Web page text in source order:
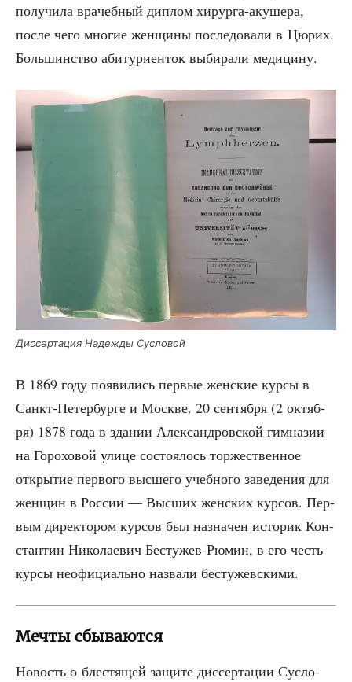
полу­чи­ла вра­чеб­ный диплом хирур­га-аку­ше­ра,
после чего мно­гие жен­щи­ны после­до­ва­ли в Цюрих.
Боль­шин­ство аби­ту­ри­ен­ток выби­ра­ли медицину.
Дис­сер­та­ция Надеж­ды Сусловой
В 1869 году появи­лись пер­вые жен­ские кур­сы в
Санкт-Петер­бур­ге и Москве. 20 сен­тяб­ря (2 октяб­
ря) 1878 года в зда­нии Алек­сан­дров­ской гим­на­зии
на Горо­хо­вой ули­це состо­я­лось тор­же­ствен­ное
откры­тие пер­во­го выс­ше­го учеб­но­го заве­де­ния для
жен­щин в Рос­сии — Выс­ших жен­ских кур­сов. Пер­
вым дирек­то­ром кур­сов был назна­чен исто­рик Кон­
стан­тин Нико­ла­е­вич Бес­ту­жев-Рюмин, в его честь
кур­сы неофи­ци­аль­но назва­ли бестужевскими.
Мечты сбываются
Новость о бле­стя­щей защи­те дис­сер­та­ции Сус­ло­